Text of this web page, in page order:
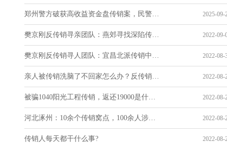
郑州警方破获高收益资金盘传销案，民警四招提醒远离骗局 2025-09-
樊京刚反传销寻亲团队：燕郊寻找深陷传销的南宁女孩 2022-09-
樊京刚反传销寻人团队：宜昌北派传销中解救太原小伙 2022-08-
亲人被传销洗脑了不回家怎么办？反传销人士告诉你怎么办 2022-08-
被骗1040阳光工程传销，返还19000是什么目的？ 2022-08-
河北涿州：10余个传销窝点，100余人涉嫌传销人员！全部落网！ 2022-08-
传销人每天都干什么事? 2022-08-